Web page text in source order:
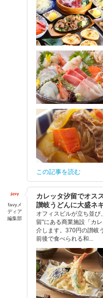
この記事を読む
favyメ
ディア
編集部
カレッタ汐留でオス
讃岐うどんに大盛ネ
オフィスビルが立ち並
留"にある商業施設「カ
介します。370円の讃岐
前後で食べられる和...